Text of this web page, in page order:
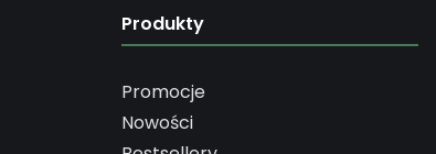
Produkty
Promocje
Nowości